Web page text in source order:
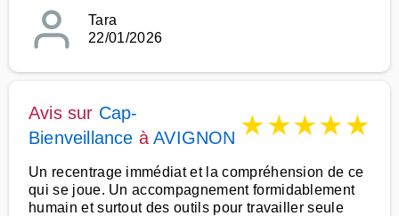
Tara
22/01/2026
Avis sur Cap-
Bienveillance àAVIGNON ★★★★★
Un recentrage immédiat et la compréhension de ce
qui se joue. Un accompagnement formidablement
humain et surtout des outils pour travailler seule